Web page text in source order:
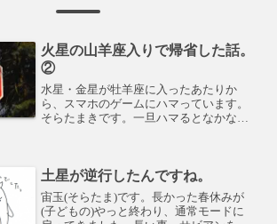
火星の山羊座入りで帰省した話。
②
水星・金星が牡羊座に入ったあたりか
ら、スマホのゲームにハマっています。
そらたまきです。一旦ハマるとなかなか
土星もコンジャンクション...
土星が逆行したんですね。
宙玉(そらたま)です。長かった春休みが
(子どもの)やっと終わり、通常モードに